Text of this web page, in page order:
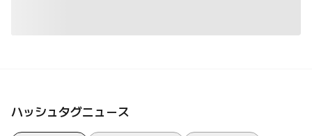
ハッシュタグニュース